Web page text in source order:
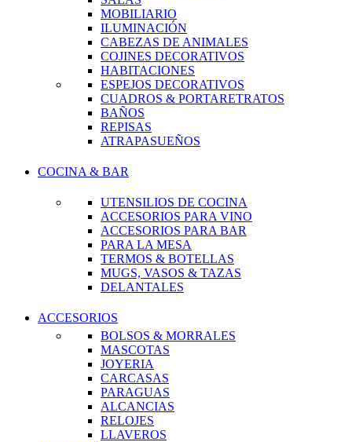
MOBILIARIO
ILUMINACIÓN
CABEZAS DE ANIMALES
COJINES DECORATIVOS
HABITACIONES
ESPEJOS DECORATIVOS
CUADROS & PORTARETRATOS
BAÑOS
REPISAS
ATRAPASUEÑOS
COCINA & BAR
UTENSILIOS DE COCINA
ACCESORIOS PARA VINO
ACCESORIOS PARA BAR
PARA LA MESA
TERMOS & BOTELLAS
MUGS, VASOS & TAZAS
DELANTALES
ACCESORIOS
BOLSOS & MORRALES
MASCOTAS
JOYERIA
CARCASAS
PARAGUAS
ALCANCIAS
RELOJES
LLAVEROS